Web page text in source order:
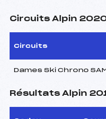
Circuits Alpin
Circuits
Dames Ski Chrono
Résultats Alpin